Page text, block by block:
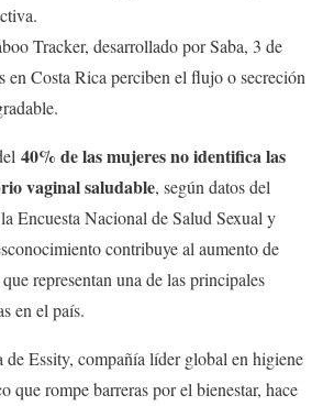
Tracker, desarrollado por Saba, 3 de
en Costa Rica perciben el flujo o secreción
40% de las mujeres no identifica las
vaginal saludable, según datos del
Encuesta Nacional de Salud Sexual y
contribuye al aumento de
representan una de las principales
en el país.
de Essity, compañía líder global en higiene
que rompe barreras por el bienestar, hace